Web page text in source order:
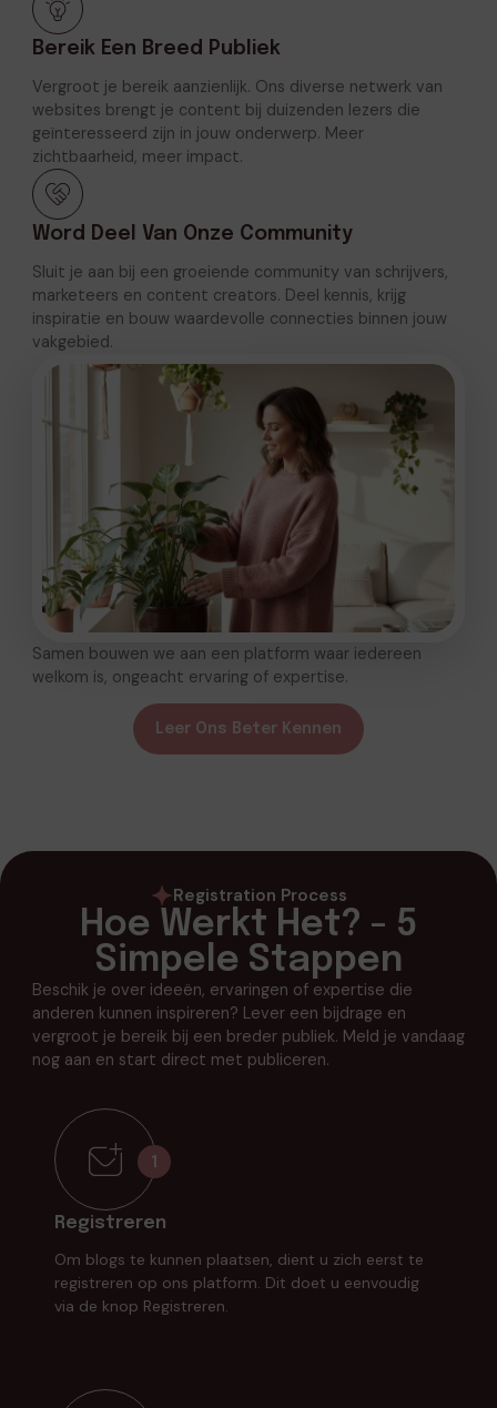
Bereik Een Breed Publiek
Vergroot je bereik aanzienlijk. Ons diverse netwerk van
websites brengt je content bij duizenden lezers die
geïnteresseerd zijn in jouw onderwerp. Meer
zichtbaarheid, meer impact.
Word Deel Van Onze Community
Sluit je aan bij een groeiende community van schrijvers,
marketeers en content creators. Deel kennis, krijg
inspiratie en bouw waardevolle connecties binnen jouw
vakgebied.
Samen bouwen we aan een platform waar iedereen
welkom is, ongeacht ervaring of expertise.
Leer Ons Beter Kennen
Registration Process
Hoe Werkt Het? - 5
Simpele Stappen
Beschik je over ideeën, ervaringen of expertise die
anderen kunnen inspireren? Lever een bijdrage en
vergroot je bereik bij een breder publiek. Meld je vandaag
nog aan en start direct met publiceren.
Registreren
Om blogs te kunnen plaatsen, dient u zich eerst te
registreren op ons platform. Dit doet u eenvoudig
via de knop Registreren.
1